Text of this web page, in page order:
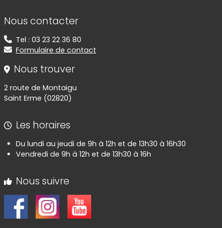
Informations de contact
Nous contacter
Tel : 03 23 22 36 80
Formulaire de contact
Nous trouver
2 route de Montaigu
Saint Erme (02820)
Les horaires
Du lundi au jeudi de 9h à 12h et de 13h30 à 16h30
Vendredi de 9h à 12h et de 13h30 à 16h
Nous suivre